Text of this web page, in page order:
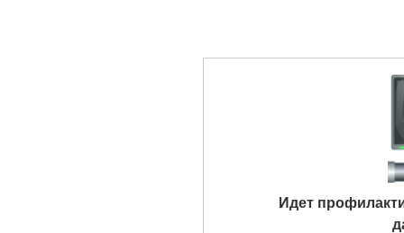
Идет